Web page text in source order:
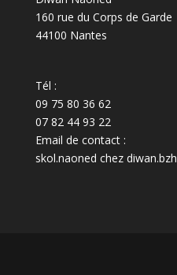
160 rue du Corps de Garde
44100 Nantes
Tél :
09 75 80 36 62
07 82 44 93 22
Email de contact :
skol.naoned chez diwan.bzh